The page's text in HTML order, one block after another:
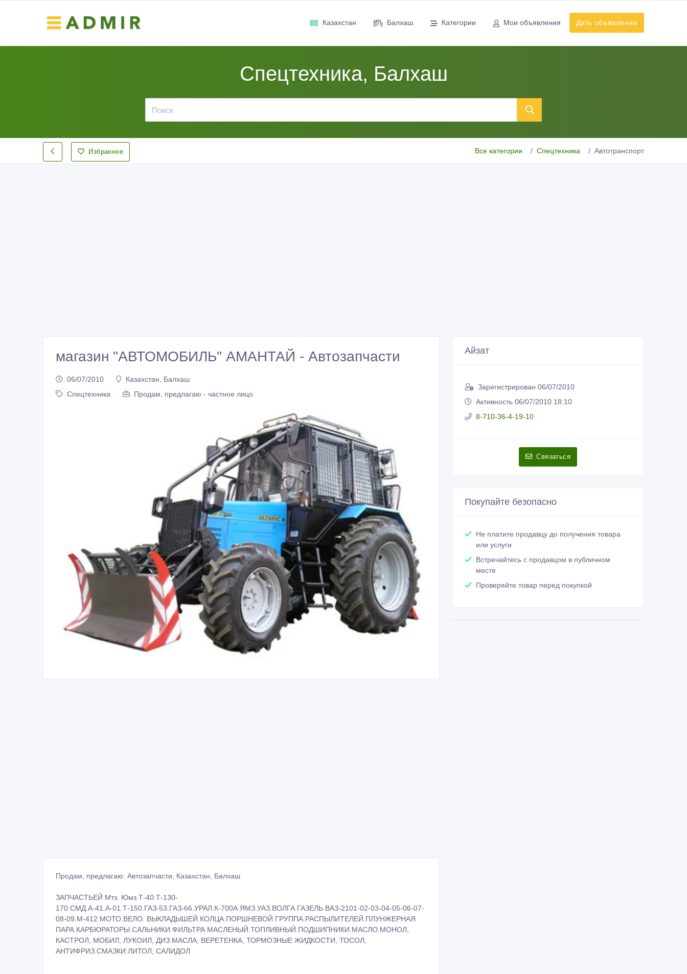
Казахстан Балхаш Категории Мои объявления Дать объявление
Спецтехника, Балхаш
Избранное Все категории Спецтехника Автотранспорт
магазин "АВТОМОБИЛЬ" АМАНТАЙ - Автозапчасти
06/07/2010
Казахстан, Балхаш
Спецтехника
Продам, предлагаю - частное лицо
Продам, предлагаю: Автозапчасти, Казахстан, Балхаш
ЗАПЧАСТЬЕЙ Мтз. Юмз.Т-40.Т-130-
170.СМД.А-41.А-01.Т-150.ГАЗ-53.ГАЗ-66.УРАЛ.К-700А.ЯМЗ.УАЗ.ВОЛГА.ГАЗЕЛЬ.ВАЗ-2101-02-03-04-05-06-07-
08-09.М-412.МОТО.ВЕЛО. ВЫКЛАДЫШЕЙ.КОЛЦА.ПОРШНЕВОЙ ГРУППА.РАСПЫЛИТЕЛЕЙ.ПЛУНЖЕРНАЯ
ПАРА.КАРБЮРАТОРЫ.САЛЬНИКИ.ФИЛЬТРА МАСЛЕНЫЙ.ТОПЛИВНЫЙ.ПОДШИПНИКИ.МАСЛО:МОНОЛ,
КАСТРОЛ, МОБИЛ, ЛУКОИЛ, ДИЗ.МАСЛА, ВЕРЕТЕНКА, ТОРМОЗНЫЕ ЖИДКОСТИ, ТОСОЛ,
АНТИФРИЗ.СМАЗКИ:ЛИТОЛ, САЛИДОЛ
Айзат
Зарегистрирован 06/07/2010
Активность 06/07/2010 18:10
8-710-36-4-19-10
Связаться
Покупайте безопасно
Не платите продавцу до получения товара
или услуги
Встречайтесь с продавцом в публичном
месте
Проверяйте товар перед покупкой